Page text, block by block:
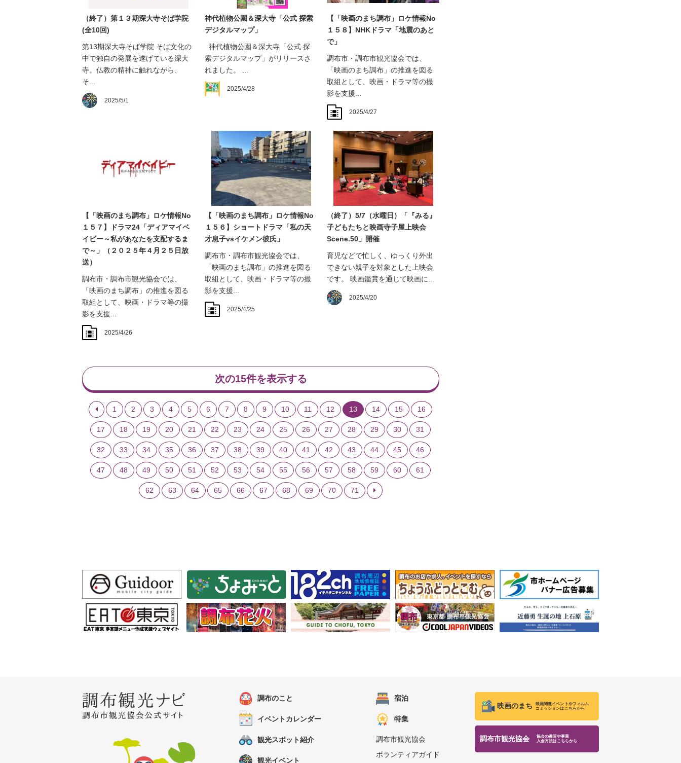
（終了）第１３期深大寺そば学院
(全10回)
第13期深大寺そば学院 そば文化の
中で独自の発展を遂げている深大
寺。仏教の精神に触れながら、
そ...
2025/5/1
神代植物公園＆深大寺「公式 探索
デジタルマップ」
神代植物公園＆深大寺「公式 探
索デジタルマップ」がリリースさ
れました。 ...
2025/4/28
【「映画のまち調布」ロケ情報No
１５８】NHKドラマ「地震のあと
で」
調布市・調布市観光協会では、
「映画のまち調布」の推進を図る
取組として、映画・ドラマ等の撮
影を支援...
2025/4/27
【「映画のまち調布」ロケ情報No
１５７】ドラマ24「ディアマイベ
イビー～私があなたを支配するま
で～」（２０２５年４月２５日放
送）
調布市・調布市観光協会では、
「映画のまち調布」の推進を図る
取組として、映画・ドラマ等の撮
影を支援...
2025/4/26
【「映画のまち調布」ロケ情報No
１５６】ショートドラマ「私の天
才息子vsイケメン彼氏」
調布市・調布市観光協会では、
「映画のまち調布」の推進を図る
取組として、映画・ドラマ等の撮
影を支援...
2025/4/25
（終了）5/7（水曜日）「『みる』
子どもたちと映画寺子屋上映会
Scene.50」開催
育児などで忙しく、ゆっくり外出
できない親子を対象とした上映会
です。 映画鑑賞を通じて映画に...
2025/4/20
次の15件を表示する
1 2 3 4 5 6 7 8 9 10 11 12 13 14 15 16
17 18 19 20 21 22 23 24 25 26 27 28 29 30 31
32 33 34 35 36 37 38 39 40 41 42 43 44 45 46
47 48 49 50 51 52 53 54 55 56 57 58 59 60 61
62 63 64 65 66 67 68 69 70 71
調布のこと
イベントカレンダー
観光スポット紹介
観光イベント
宿泊
特集
調布市観光協会
ボランティアガイド
映画のまち
映画関連イベントやフィルム
コミッションはこちらから
調布市観光協会
協会の趣旨や事業
入会方法はこちらから